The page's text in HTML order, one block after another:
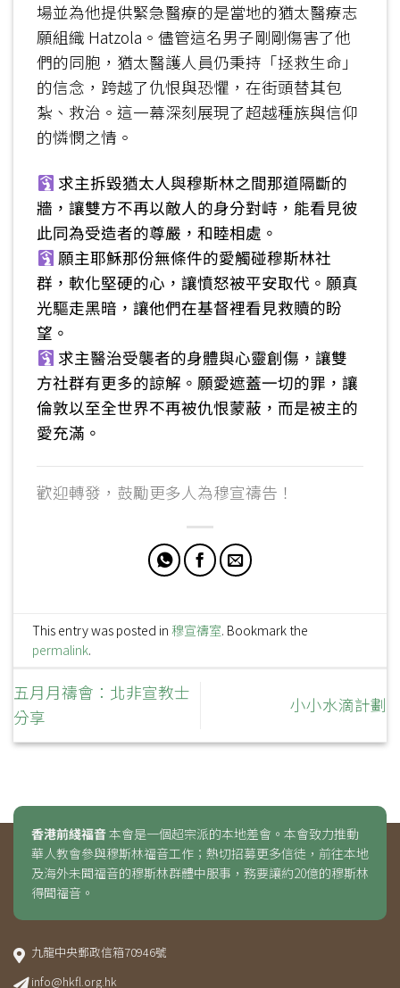
場並為他提供緊急醫療的是當地的猶太醫療志
願組織 Hatzola。儘管這名男子剛剛傷害了他
們的同胞，猶太醫護人員仍秉持「拯救生命」
的信念，跨越了仇恨與恐懼，在街頭替其包
紮、救治。這一幕深刻展現了超越種族與信仰
的憐憫之情。
求主拆毀猶太人與穆斯林之間那道隔斷的
牆，讓雙方不再以敵人的身分對峙，能看見彼
此同為受造者的尊嚴，和睦相處。
願主耶穌那份無條件的愛觸碰穆斯林社
群，軟化堅硬的心，讓憤怒被平安取代。願真
光驅走黑暗，讓他們在基督裡看見救贖的盼
望。
求主醫治受襲者的身體與心靈創傷，讓雙
方社群有更多的諒解。願愛遮蓋一切的罪，讓
倫敦以至全世界不再被仇恨蒙蔽，而是被主的
愛充滿。
歡迎轉發，鼓勵更多人為穆宣禱告！
This entry was posted in穆宣禱室. Bookmark the
permalink.
五月月禱會：北非宣教士
分享
小小水滴計劃
香港前綫福音本會是一個超宗派的本地差會。本會致力推動
華人教會參與穆斯林福音工作；熱切招募更多信徒，前往本地
及海外未聞福音的穆斯林群體中服事，務要讓約20億的穆斯林
得聞福音。
九龍中央郵政信箱70946號
info@hkfl.org.hk